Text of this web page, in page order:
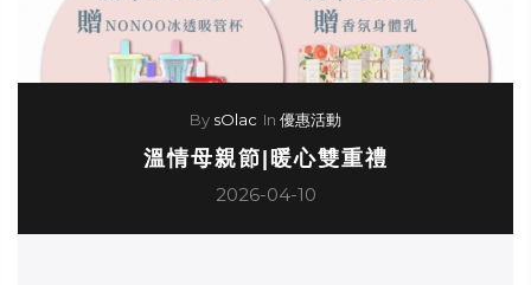
By sOlac In 優惠活動
溫情母親節|暖心雙重禮
2026-04-10